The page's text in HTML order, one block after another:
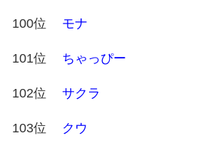
100位 モナ
101位 ちゃっぴー
102位 サクラ
103位 クウ